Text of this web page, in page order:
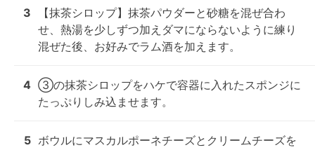
3
【抹茶シロップ】抹茶パウダーと砂糖を混ぜ合わ
せ、熱湯を少しずつ加えダマにならないように練り
混ぜた後、お好みでラム酒を加えます。
4 ③の抹茶シロップをハケで容器に入れたスポンジに
たっぷりしみ込ませます。
5 ボウルにマスカルポーネチーズとクリームチーズを